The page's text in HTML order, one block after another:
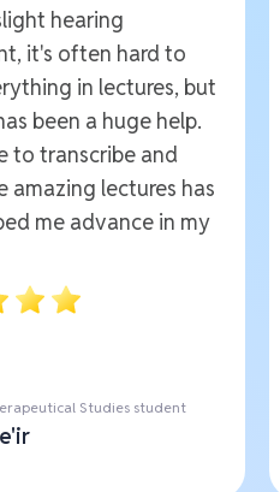
hearing
it's often hard to
in lectures, but
been a huge help.
to transcribe and
amazing lectures has
me advance in my
Studies student